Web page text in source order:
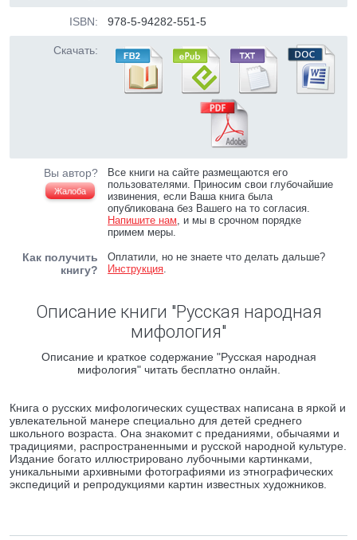
ISBN: 978-5-94282-551-5
Скачать:
Вы автор?
Жалоба
Все книги на сайте размещаются его
пользователями. Приносим свои глубочайшие
извинения, если Ваша книга была
опубликована без Вашего на то согласия.
Напишите нам, и мы в срочном порядке
примем меры.
Как получить
книгу?
Оплатили, но не знаете что делать дальше?
Инструкция.
Описание книги "Русская народная
мифология"
Описание и краткое содержание "Русская народная
мифология" читать бесплатно онлайн.
Книга о русских мифологических существах написана в яркой и
увлекательной манере специально для детей среднего
школьного возраста. Она знакомит с преданиями, обычаями и
традициями, распространенными и русской народной культуре.
Издание богато иллюстрировано лубочными картинками,
уникальными архивными фотографиями из этнографических
экспедиций и репродукциями картин известных художников.